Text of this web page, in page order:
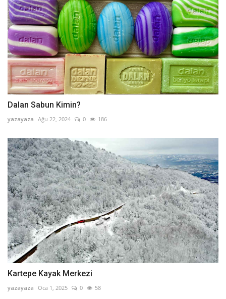
Dalan Sabun Kimin?
yazayaza Ağu 22, 2024 0 186
Kartepe Kayak Merkezi
yazayaza Oca 1, 2025 0 58